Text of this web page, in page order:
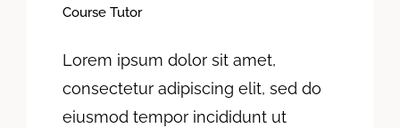
Course Tutor
Lorem ipsum dolor sit amet,
consectetur adipiscing elit, sed do
eiusmod tempor incididunt ut